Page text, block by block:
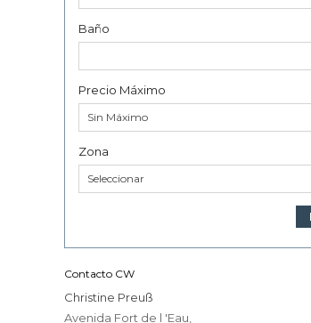
Baño
Precio Máximo
Zona
Contacto CW
Christine Preuß
Avenida Fort de l 'Eau,